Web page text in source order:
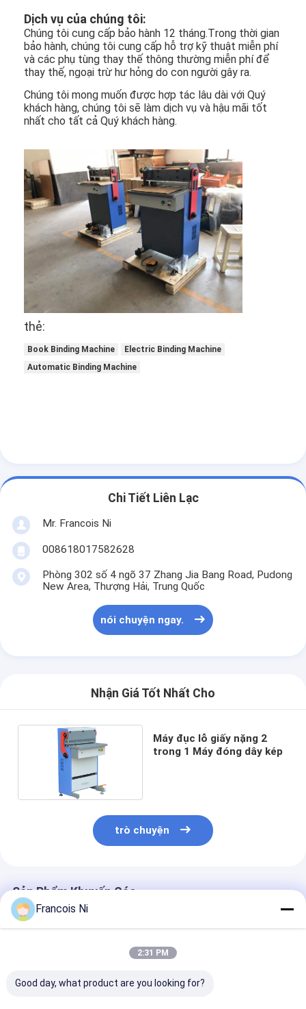
Thép cắt Rule
Die cắt tiêu hao
Die cắt Thiết bị
Máy tự động Bender
Máy ép công nghiệp
Sách Making Machine
Máy đóng gói tự động
Máy in tự động
Laser Marking Machine
Dịch vụ của chúng tôi:
Chúng tôi cung cấp bảo hành 12 tháng.Trong thời gian
bảo hành, chúng tôi cung cấp hỗ trợ kỹ thuật miễn phí
và các phụ tùng thay thế thông thường miễn phí để
thay thế, ngoại trừ hư hỏng do con người gây ra.
Chúng tôi mong muốn được hợp tác lâu dài với Quý
khách hàng, chúng tôi sẽ làm dịch vụ và hậu mãi tốt
nhất cho tất cả Quý khách hàng.
thẻ:
Book Binding Machine
Electric Binding Machine
Automatic Binding Machine
Chi Tiết Liên Lạc
Mr. Francois Ni
008618017582628
Phòng 302 số 4 ngõ 37 Zhang Jia Bang Road, Pudong
New Area, Thượng Hải, Trung Quốc
nói chuyện ngay.
Nhận Giá Tốt Nhất Cho
Máy đục lỗ giấy nặng 2
trong 1 Máy đóng dây kép
trò chuyện
Sản Phẩm Khuyến Cáo
Francois Ni
2:31 PM
Good day, what product are you looking for?